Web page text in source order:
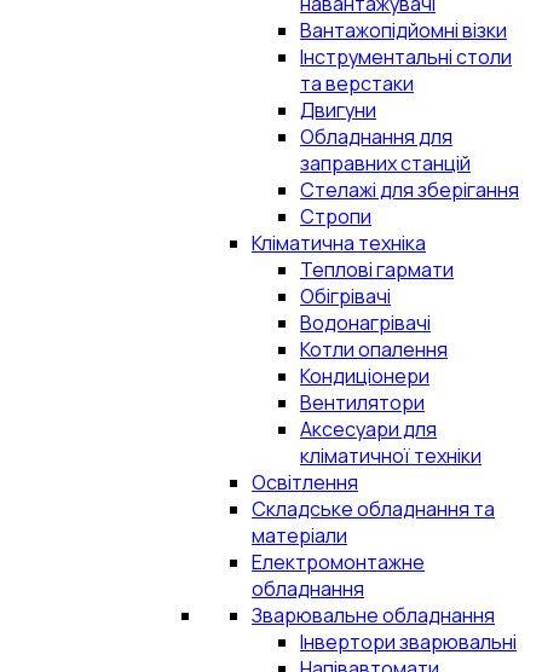
Вантажопідйомні візки
Інструментальні столи
та верстаки
Двигуни
Обладнання для
заправних станцій
Стелажі для зберігання
Стропи
Кліматична техніка
Теплові гармати
Обігрівачі
Водонагрівачі
Котли опалення
Кондиціонери
Вентилятори
Аксесуари для
кліматичної техніки
Освітлення
Складське обладнання та
матеріали
Електромонтажне
обладнання
Зварювальне обладнання
Інвертори зварювальні